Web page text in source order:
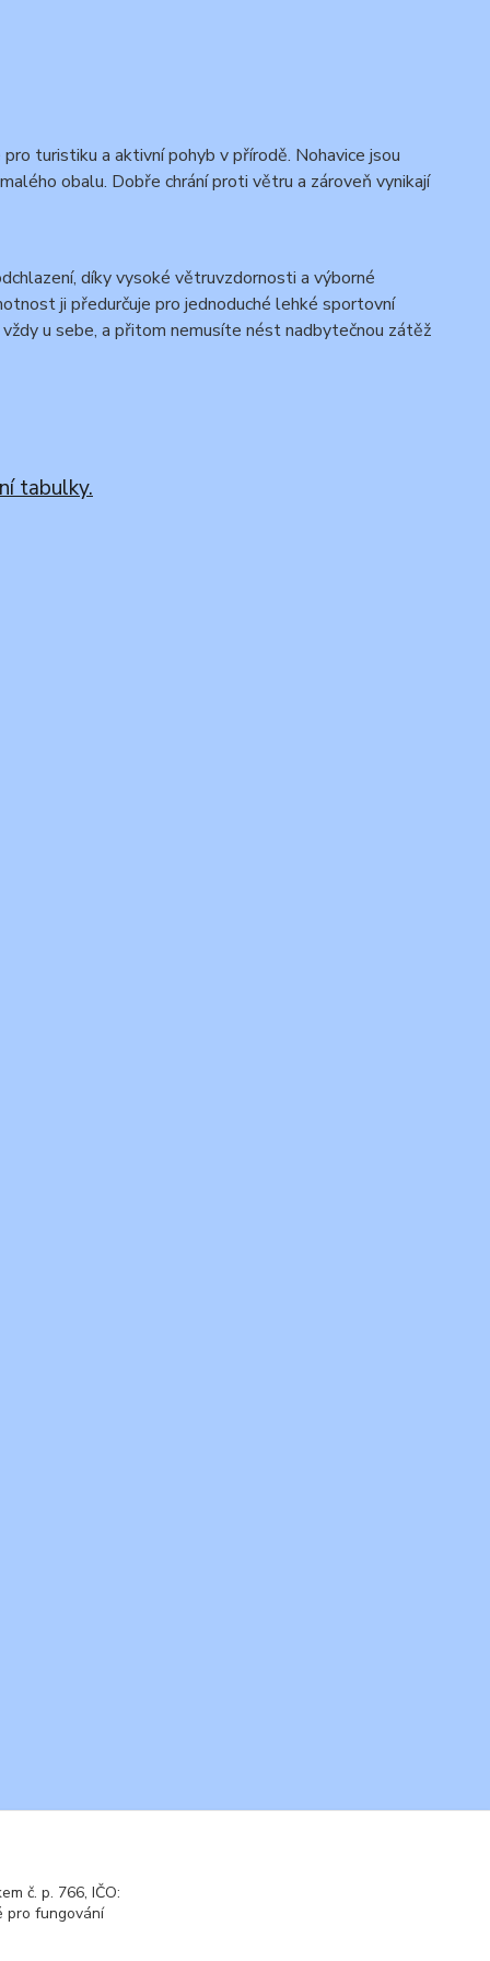
turistiku a aktivní pohyb v přírodě. Nohavice jsou
obalu. Dobře chrání proti větru a zároveň vynikají
díky vysoké větruvzdornosti a výborné
ji předurčuje pro jednoduché lehké sportovní
u sebe, a přitom nemusíte nést nadbytečnou zátěž
tabulky.
č. p. 766, IČO:
pro fungování